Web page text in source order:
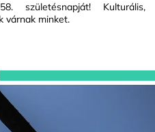
születésnapját! Kulturális,
várnak minket.